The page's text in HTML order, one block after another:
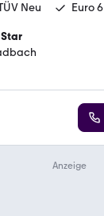
Neu Euro 6